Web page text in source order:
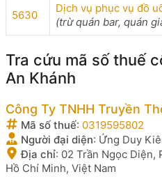
5630
Dịch vụ phục vụ đồ
(trừ quán bar, quán
Tra cứu mã số thuế
An Khánh
Công Ty TNHH Truyền
Mã số thuế: 0319595802
Người đại diện: Ứng Duy
Địa chỉ: 02 Trần Ngọc Diện,
Hồ Chí Minh, Việt Nam